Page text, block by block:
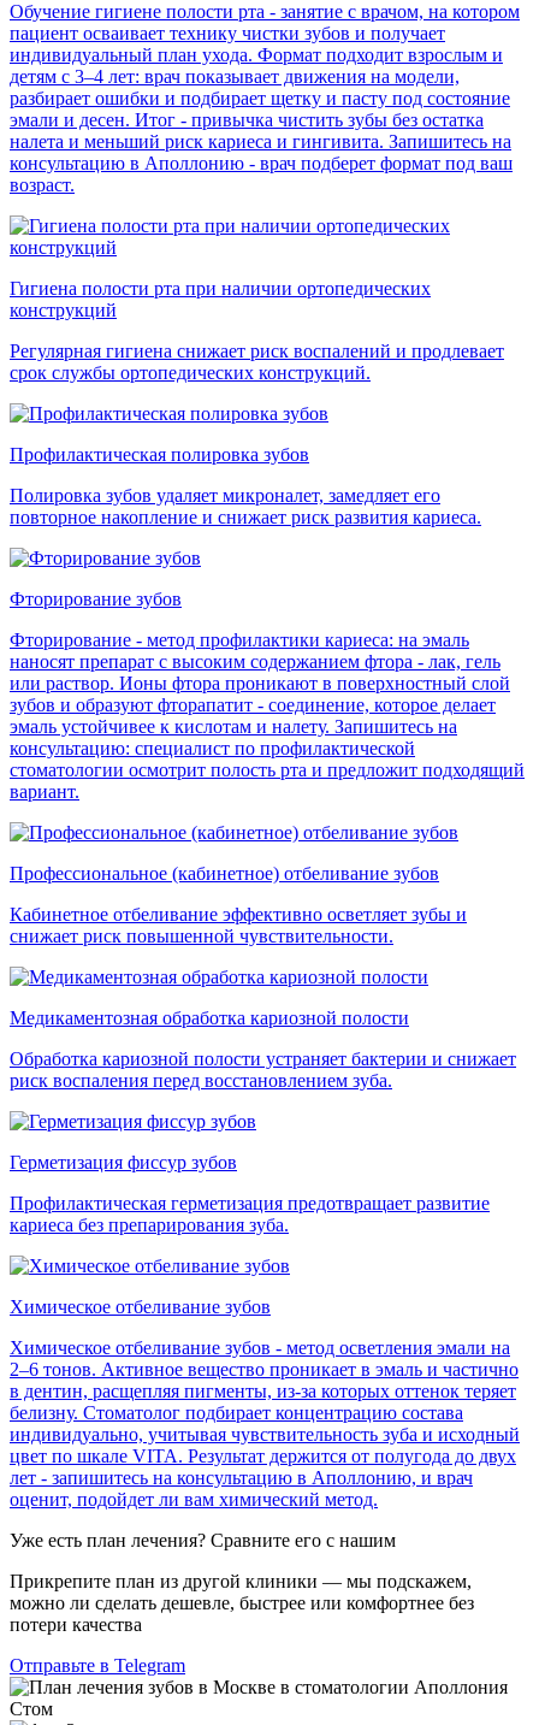
Обучение гигиене полости рта - занятие с врачом, на котором
пациент осваивает технику чистки зубов и получает
индивидуальный план ухода. Формат подходит взрослым и
детям с 3–4 лет: врач показывает движения на модели,
разбирает ошибки и подбирает щетку и пасту под состояние
эмали и десен. Итог - привычка чистить зубы без остатка
налета и меньший риск кариеса и гингивита. Запишитесь на
консультацию в Аполлонию - врач подберет формат под ваш
возраст.
Гигиена полости рта при наличии ортопедических
конструкций
Регулярная гигиена снижает риск воспалений и продлевает
срок службы ортопедических конструкций.
Профилактическая полировка зубов
Полировка зубов удаляет микроналет, замедляет его
повторное накопление и снижает риск развития кариеса.
Фторирование зубов
Фторирование - метод профилактики кариеса: на эмаль
наносят препарат с высоким содержанием фтора - лак, гель
или раствор. Ионы фтора проникают в поверхностный слой
зубов и образуют фторапатит - соединение, которое делает
эмаль устойчивее к кислотам и налету. Запишитесь на
консультацию: специалист по профилактической
стоматологии осмотрит полость рта и предложит подходящий
вариант.
Профессиональное (кабинетное) отбеливание зубов
Кабинетное отбеливание эффективно осветляет зубы и
снижает риск повышенной чувствительности.
Медикаментозная обработка кариозной полости
Обработка кариозной полости устраняет бактерии и снижает
риск воспаления перед восстановлением зуба.
Герметизация фиссур зубов
Профилактическая герметизация предотвращает развитие
кариеса без препарирования зуба.
Химическое отбеливание зубов
Химическое отбеливание зубов - метод осветления эмали на
2–6 тонов. Активное вещество проникает в эмаль и частично
в дентин, расщепляя пигменты, из-за которых оттенок теряет
белизну. Стоматолог подбирает концентрацию состава
индивидуально, учитывая чувствительность зуба и исходный
цвет по шкале VITA. Результат держится от полугода до двух
лет - запишитесь на консультацию в Аполлонию, и врач
оценит, подойдет ли вам химический метод.
Уже есть план лечения? Сравните его с нашим
Прикрепите план из другой клиники — мы подскажем,
можно ли сделать дешевле, быстрее или комфортнее без
потери качества
Отправьте в Telegram